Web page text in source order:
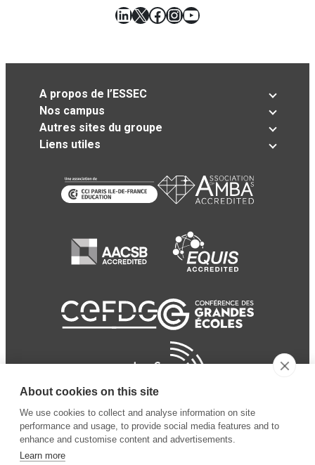
LinkedIn
X Facebook
Instagram
YouTube
A propos de l’ESSEC
Nos campus
Autres sites du groupe
Liens utiles
About cookies on this site
We use cookies to collect and analyse information on site
performance and usage, to provide social media features and to
enhance and customise content and advertisements.
Learn more